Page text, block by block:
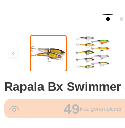
Rapala Bx Swimmer
49 kez görüntülendi